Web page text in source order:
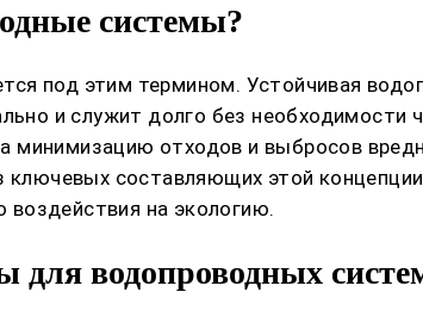
системы?
под этим термином. Устойчивая
и служит долго без
минимизацию отходов и выбросов
составляющих этой
воздействия на экологию.
водопроводных